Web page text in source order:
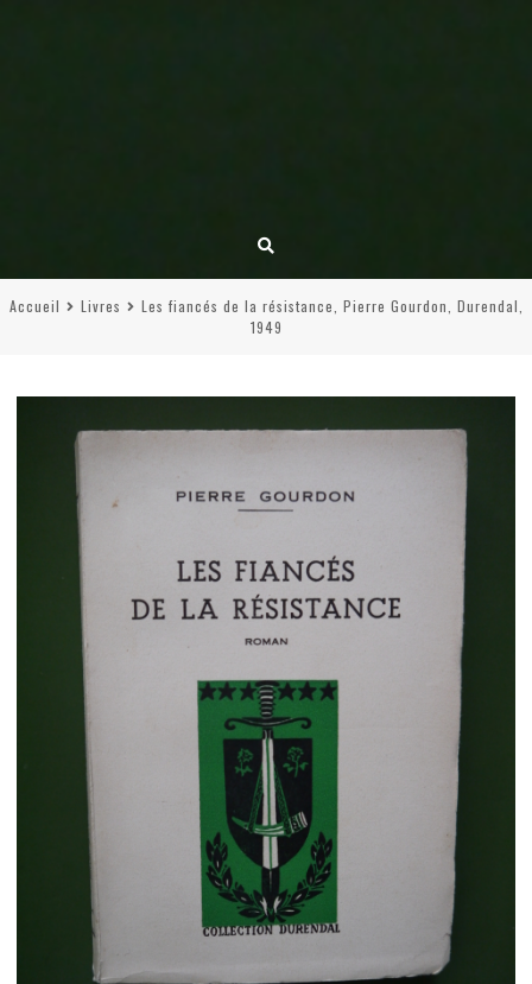
Accueil Livres
Les fiancés de la résistance, Pierre Gourdon, Durendal,
1949